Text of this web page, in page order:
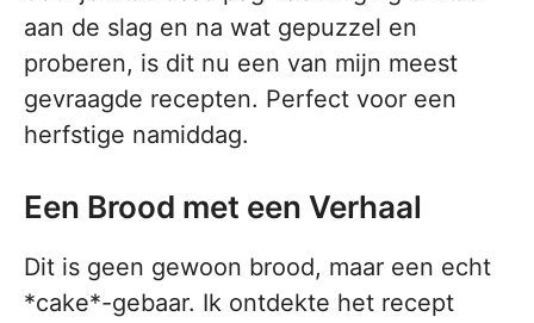
aan de slag en na wat gepuzzel en
proberen, is dit nu een van mijn meest
gevraagde recepten. Perfect voor een
herfstige namiddag.
Een Brood met een Verhaal
Dit is geen gewoon brood, maar een echt
*cake*-gebaar. Ik ontdekte het recept